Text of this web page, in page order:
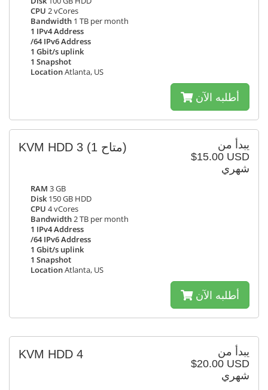
CPU 2 vCores
Bandwidth 1 TB per month
1 IPv4 Address
/64 IPv6 Address
1 Gbit/s uplink
1 Snapshot
LocationAtlanta, US
أطلبه الآن
يبدأ من
$15.00 USD
شهري
KVM HDD 3 (1 متاح)
RAM 3 GB
Disk 150 GB HDD
CPU 4 vCores
Bandwidth2 TB per month
1 IPv4 Address
/64 IPv6 Address
1 Gbit/s uplink
1 Snapshot
LocationAtlanta, US
أطلبه الآن
يبدأ من
$20.00 USD
شهري
KVM HDD 4